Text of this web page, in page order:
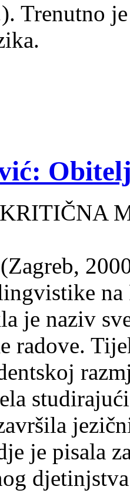
Trenutno
je naziv
radove.
je pisala